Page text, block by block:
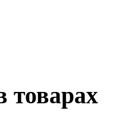
товарах